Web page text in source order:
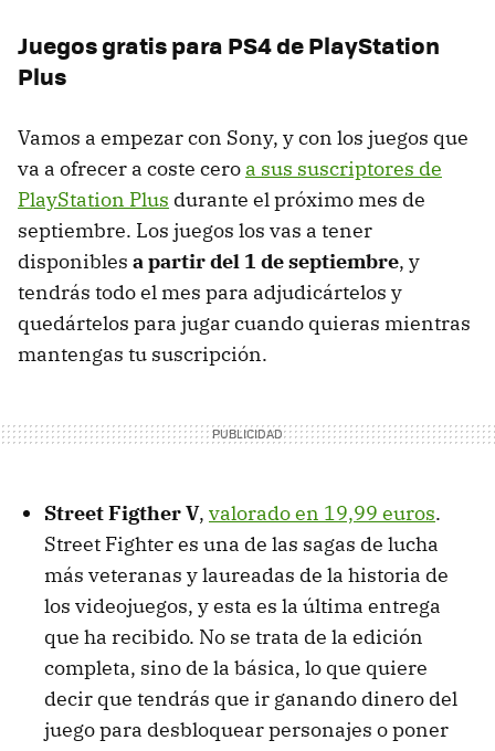
Juegos gratis para PS4 de PlayStation
Plus
Vamos a empezar con Sony, y con los juegos que
va a ofrecer a coste cero a sus suscriptores de
PlayStation Plus durante el próximo mes de
septiembre. Los juegos los vas a tener
disponibles a partir del 1 de septiembre, y
tendrás todo el mes para adjudicártelos y
quedártelos para jugar cuando quieras mientras
mantengas tu suscripción.
Street Figther V, valorado en 19,99 euros.
Street Fighter es una de las sagas de lucha
más veteranas y laureadas de la historia de
los videojuegos, y esta es la última entrega
que ha recibido. No se trata de la edición
completa, sino de la básica, lo que quiere
decir que tendrás que ir ganando dinero del
juego para desbloquear personajes o poner